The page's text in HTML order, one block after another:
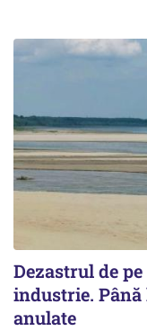
Dezastrul de
industrie. Până
anulate